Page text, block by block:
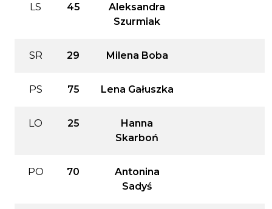
LS 45
Aleksandra
Szurmiak
SR 29 Milena Boba
PS 75 Lena Gałuszka
LO 25
Hanna
Skarboń
PO 70
Antonina
Sadyś